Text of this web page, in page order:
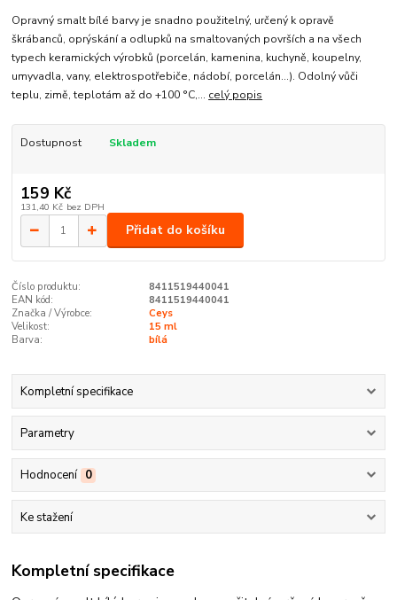
Opravný smalt bílé barvy je snadno použitelný, určený k opravě
škrábanců, oprýskání a odlupků na smaltovaných površích a na všech
typech keramických výrobků (porcelán, kamenina, kuchyně, koupelny,
umyvadla, vany, elektrospotřebiče, nádobí, porcelán…). Odolný vůči
teplu, zimě, teplotám až do +100 °C,... celý popis
Dostupnost Skladem
159 Kč
131,40 Kč bez DPH
Přidat do košíku
Číslo produktu:
8411519440041
EAN kód:
8411519440041
Značka / Výrobce:
Ceys
Velikost:
15 ml
Barva:
bílá
Kompletní specifikace
Parametry
Hodnocení 0
Ke stažení
Kompletní specifikace